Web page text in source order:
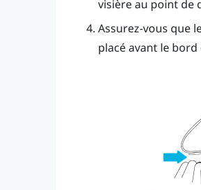
visière au point de
Assurez-vous que
placé avant le